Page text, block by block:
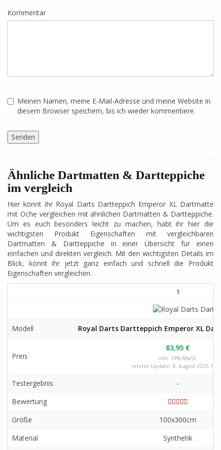
Kommentar
Meinen Namen, meine E-Mail-Adresse und meine Website in
diesem Browser speichern, bis ich wieder kommentiere.
Ähnliche Dartmatten & Dartteppiche
im vergleich
Hier könnt ihr Royal Darts Dartteppich Emperor XL Dartmatte
mit Oche vergleichen mit ähnlichen Dartmatten & Dartteppiche.
Um es euch besonders leicht zu machen, habt ihr hier die
wichtigsten Produkt Eigenschaften mit vergleichbaren
Dartmatten & Dartteppiche in einer Übersicht für einen
einfachen und direkten vergleich. Mit den wichtigsten Details im
Blick, könnt ihr jetzt ganz einfach und schnell die Produkt
Eigenschaften vergleichen.
1
Modell Royal Darts Dartteppich Emperor XL
Preis
83,95 €
inkl. 19% MwSt.
letztes Update: 8. August 2026
Testergebnis
-
Bewertung
Größe
100x300cm
Material
Synthetik